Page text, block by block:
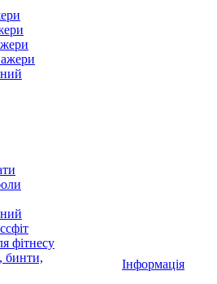
фітнесу
бинти,
Інформація